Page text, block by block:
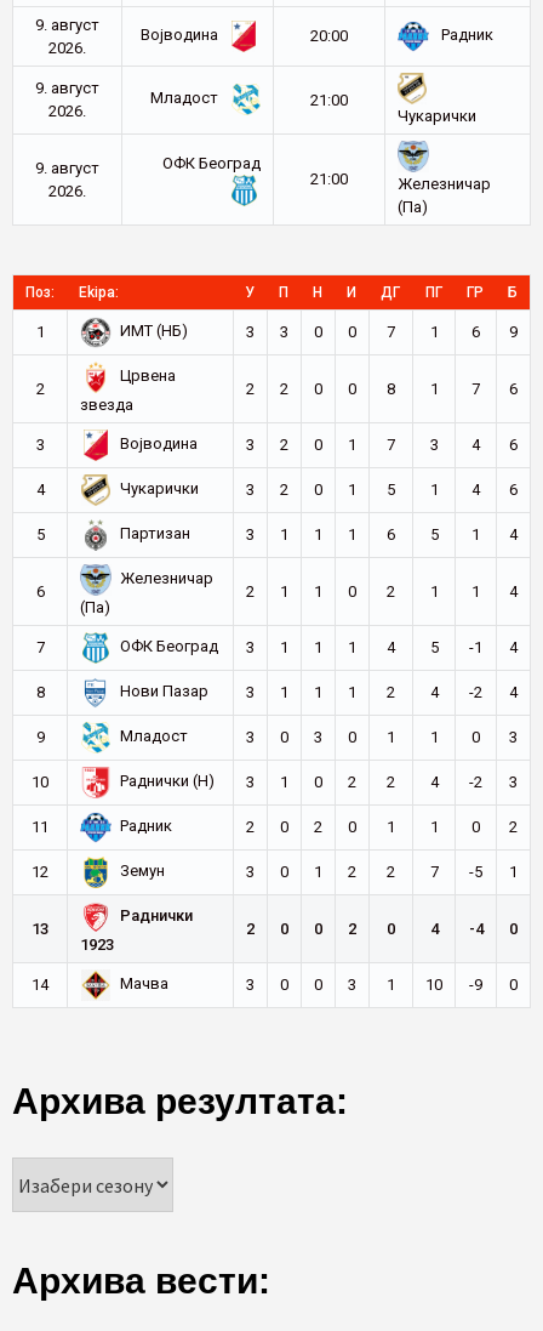
9. август
2026.
Војводина 20:00 Радник
9. август
2026.
Младост
21:00
Чукарички
9. август
2026.
ОФК Београд
21:00
Железничар
(Па)
Поз: Ekipa: У П Н И ДГ ПГ ГР Б
1 ИМТ (НБ) 3 3 0 0 7 1 6 9
2
Црвена
звезда
2 2 0 0 8 1 7 6
3 Војводина 3 2 0 1 7 3 4 6
4 Чукарички 3 2 0 1 5 1 4 6
5 Партизан 3 1 1 1 6 5 1 4
6
Железничар
(Па)
2 1 1 0 2 1 1 4
7 ОФК Београд 3 1 1 1 4 5 -1 4
8 Нови Пазар 3 1 1 1 2 4 -2 4
9 Младост 3 0 3 0 1 1 0 3
10 Раднички (Н) 3 1 0 2 2 4 -2 3
11 Радник 2 0 2 0 1 1 0 2
12 Земун 3 0 1 2 2 7 -5 1
13
Раднички
1923
2 0 0 2 0 4 -4 0
14 Мачва 3 0 0 3 1 10 -9 0
Архива резултата:
Архива вести: